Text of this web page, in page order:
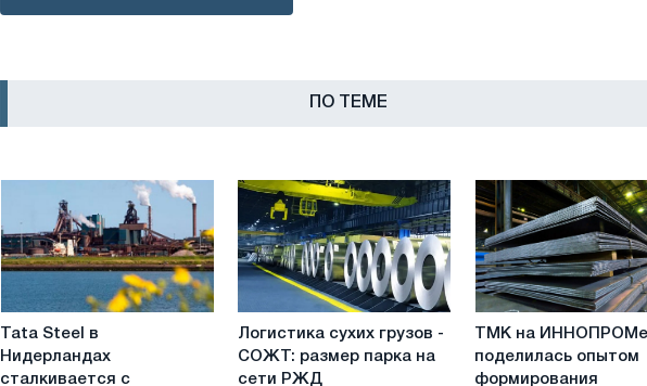
ПО ТЕМЕ
Tata
Steel
Tata Steel в
Нидерландах
сталкивается с
Логистика
сухих
грузов
Логистика сухих грузов -
СОЖТ: размер парка на
сети РЖД
ТМК
ИННОПРОМе
ТМК на
поделилась опытом
формирования